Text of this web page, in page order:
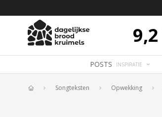
9,2
POSTS INSPIRATIE
Songteksten Opwekking